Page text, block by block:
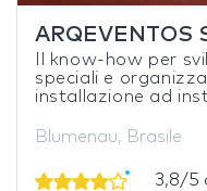
Il know-how per
speciali e
installazione ad
Blumenau, Brasile
3,8/5